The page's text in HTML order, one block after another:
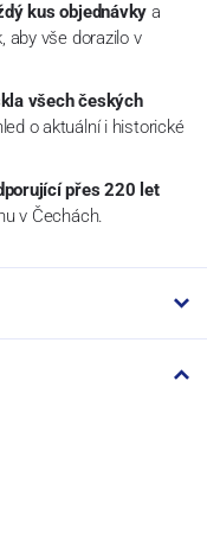
kus objednávky a
aby vše dorazilo v
všech českých
o aktuální i historické
přes 220 let
v Čechách.